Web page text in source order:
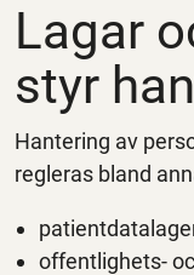
Lagar
styr
Hantering av
regleras bland
offentlighets-